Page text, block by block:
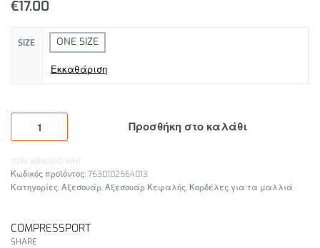
€17.00
SIZE ONE SIZE
Εκκαθάριση
Προσθήκη στο καλάθι
MPN: XBNU390-WHT
7630102564013
Κατηγορίες: Αξεσουάρ, Αξεσουάρ Κεφαλής, Κορδέλες για τα μαλλιά
COMPRESSPORT
SHARE